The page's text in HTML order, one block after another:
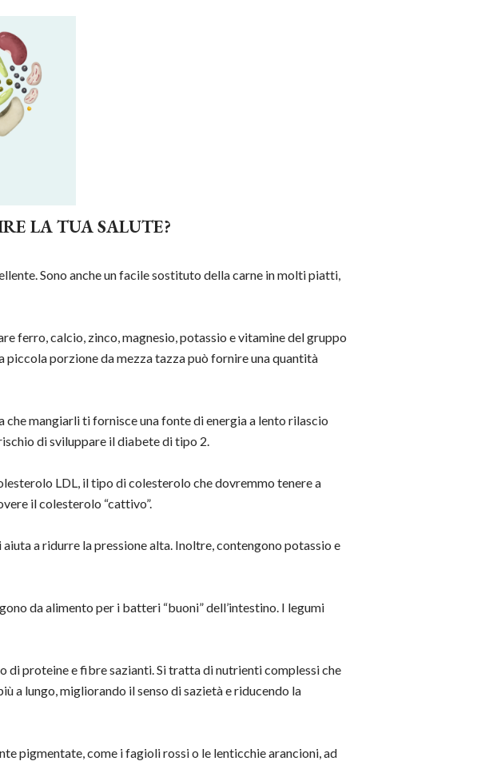
LA TUA SALUTE?
Sono anche un facile sostituto della carne in molti piatti,
ferro, calcio, zinco, magnesio, potassio e vitamine del gruppo
piccola porzione da mezza tazza può fornire una quantità
mangiarli ti fornisce una fonte di energia a lento rilascio
di sviluppare il diabete di tipo 2.
LDL, il tipo di colesterolo che dovremmo tenere a
il colesterolo “cattivo”.
a ridurre la pressione alta. Inoltre, contengono potassio e
da alimento per i batteri “buoni” dell’intestino. I legumi
di proteine e fibre sazianti. Si tratta di nutrienti complessi che
a lungo, migliorando il senso di sazietà e riducendo la
pigmentate, come i fagioli rossi o le lenticchie arancioni, ad